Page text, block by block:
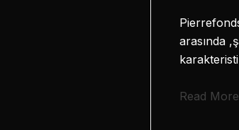
arasında
Read More